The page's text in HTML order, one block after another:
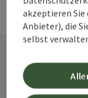
akzeptieren Sie
Anbieter), die
selbst